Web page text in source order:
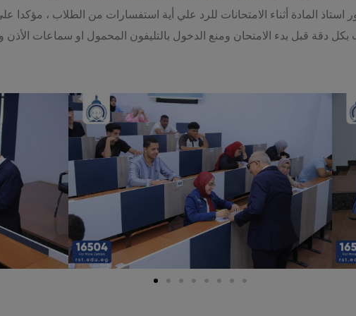
المادة أثناء الامتحانات للرد علي أية استفسارات من الطلاب ،
دقة قبل بدء الامتحان ومنع الدخول بالتليفون المحمول او سماعات الأذن